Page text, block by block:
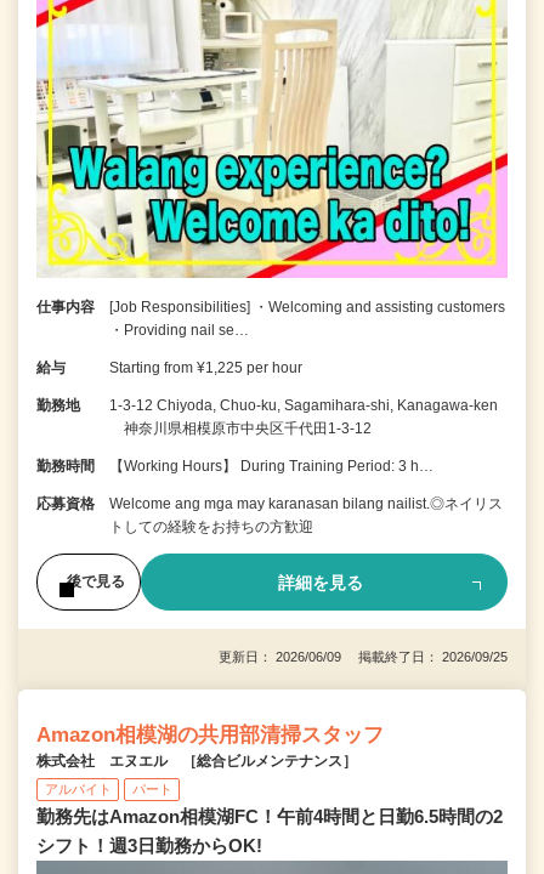
仕事内容
[Job Responsibilities] ・Welcoming and assisting customers
・Providing nail se…
給与 Starting from ¥1,225 per hour
勤務地
1-3-12 Chiyoda, Chuo-ku, Sagamihara-shi, Kanagawa-ken
神奈川県相模原市中央区千代田1-3-12
勤務時間 【Working Hours】 During Training Period: 3 h…
応募資格
Welcome ang mga may karanasan bilang nailist.◎ネイリス
トしての経験をお持ちの方歓迎
後で見る 詳細を見る
更新日： 2026/06/09 掲載終了日： 2026/09/25
Amazon相模湖の共用部清掃スタッフ
株式会社 エヌエル ［総合ビルメンテナンス］
アルバイト パート
勤務先はAmazon相模湖FC！午前4時間と日勤6.5時間の2
シフト！週3日勤務からOK!